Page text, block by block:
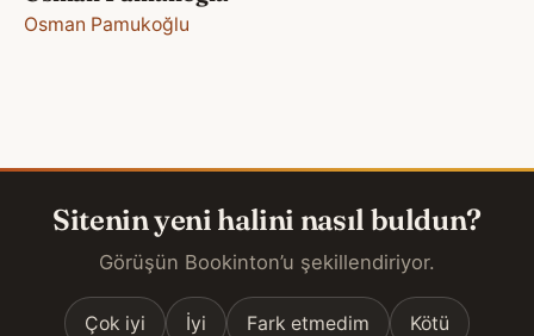
Osman Pamukoğlu
Sitenin yeni halini nasıl buldun?
Görüşün Bookinton’u şekillendiriyor.
Çok iyi İyi Fark etmedim Kötü